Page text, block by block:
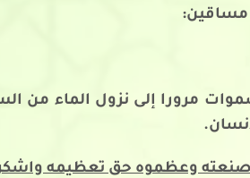
مساقين:
مرورا إلى نزول الماء من
صنعته وعظموه حق تعظيمه